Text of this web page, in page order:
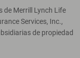
de Merrill Lynch Life
Services, Inc.,
de propiedad